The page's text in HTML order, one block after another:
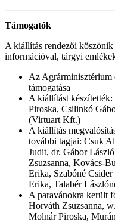
Támogatók
A kiállítás rendezői
információval, tárgyi
Az Agrárminisztérium
támogatása
A kiállítást
Piroska, Csilinkó
(Virtuart Kft.)
A kiállítás
további tagjai: Csuk
Judit, dr. Gábor
Zsuzsanna, Kovács-
Erika, Szabóné
Erika, Talabér
A paravánokra került
Horváth Zsuzsanna,
Molnár Piroska,